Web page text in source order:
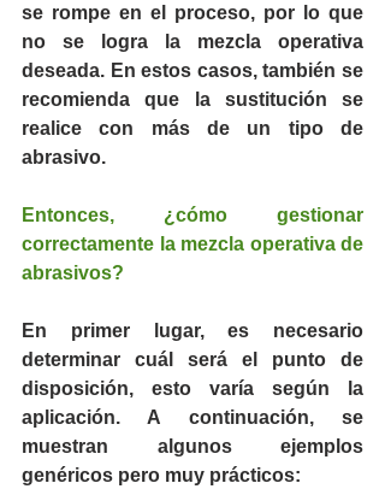
se rompe en el proceso, por lo que
no se logra la mezcla operativa
deseada. En estos casos, también se
recomienda que la sustitución se
realice con más de un tipo de
abrasivo.
Entonces, ¿cómo gestionar
correctamente la mezcla operativa de
abrasivos?
En primer lugar, es necesario
determinar cuál será el punto de
disposición, esto varía según la
aplicación. A continuación, se
muestran algunos ejemplos
genéricos pero muy prácticos: